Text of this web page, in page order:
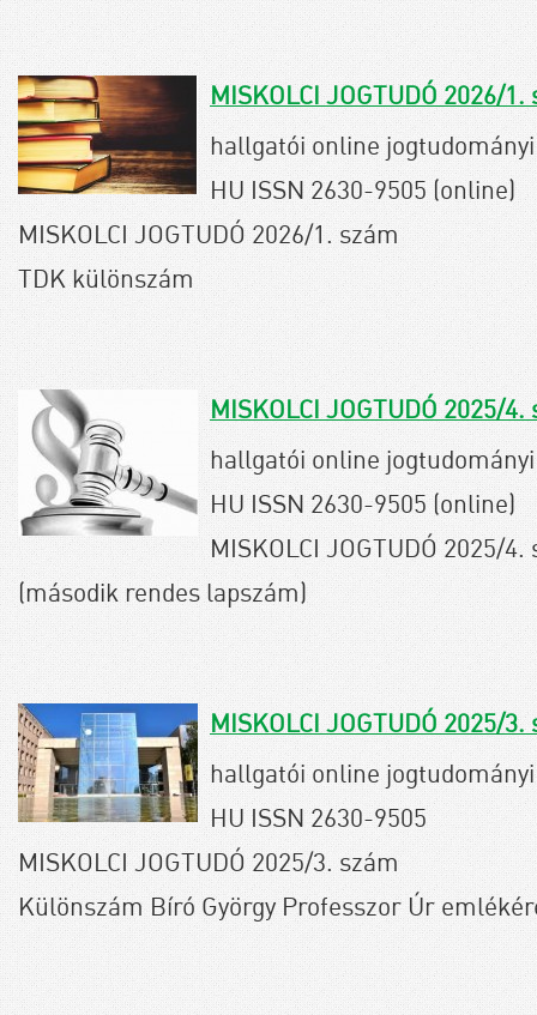
MISKOLCI JOGTUDÓ 2026/
hallgatói online
HU ISSN 2630-9505 (online)
MISKOLCI JOGTUDÓ 2026/1. szám
TDK különszám
MISKOLCI JOGTUDÓ 2025/
hallgatói online
HU ISSN 2630-9505 (online)
MISKOLCI JOGTUDÓ 2025/
(második rendes lapszám)
MISKOLCI JOGTUDÓ 2025/
hallgatói online
HU ISSN 2630-9505
MISKOLCI JOGTUDÓ 2025/3. szám
Különszám Bíró György Professzor Úr